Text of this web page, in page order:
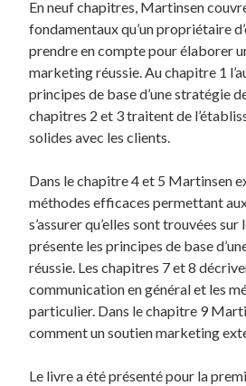
En neuf chapitres, Martinsen
fondamentaux qu’un propriétaire
prendre en compte pour élaborer
marketing réussie. Au chapitre 1
principes de base d’une stratégie
chapitres 2 et 3 traitent de
solides avec les clients.
Dans le chapitre 4 et 5 Martinsen
méthodes efficaces permettant
s’assurer qu’elles sont trouvées
présente les principes de base
réussie. Les chapitres 7 et 8
communication en général et les
particulier. Dans le chapitre 9
comment un soutien marketing
Le livre a été présenté pour la